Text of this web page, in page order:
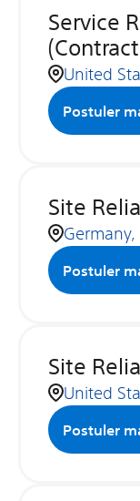
Service
United
Postuler
Site
Germany,
Postuler
Site
United
Postuler